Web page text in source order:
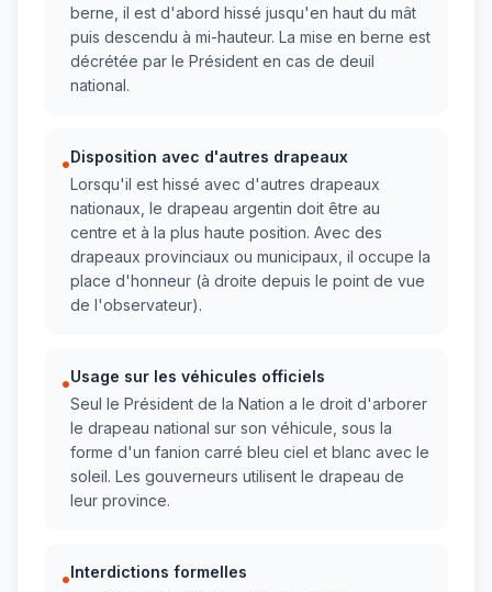
berne, il est d'abord hissé jusqu'en haut du mât
puis descendu à mi-hauteur. La mise en berne est
décrétée par le Président en cas de deuil
national.
•Disposition avec d'autres drapeaux
Lorsqu'il est hissé avec d'autres drapeaux
nationaux, le drapeau argentin doit être au
centre et à la plus haute position. Avec des
drapeaux provinciaux ou municipaux, il occupe la
place d'honneur (à droite depuis le point de vue
de l'observateur).
•Usage sur les véhicules officiels
Seul le Président de la Nation a le droit d'arborer
le drapeau national sur son véhicule, sous la
forme d'un fanion carré bleu ciel et blanc avec le
soleil. Les gouverneurs utilisent le drapeau de
leur province.
• Interdictions formelles